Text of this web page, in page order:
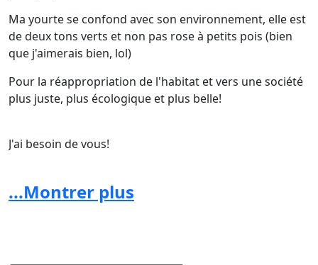
Ma yourte se confond avec son environnement, elle est
de deux tons verts et non pas rose à petits pois (bien
que j'aimerais bien, lol)
Pour la réappropriation de l'habitat et vers une société
plus juste, plus écologique et plus belle!
J'ai besoin de vous!
Merci
...Montrer plus